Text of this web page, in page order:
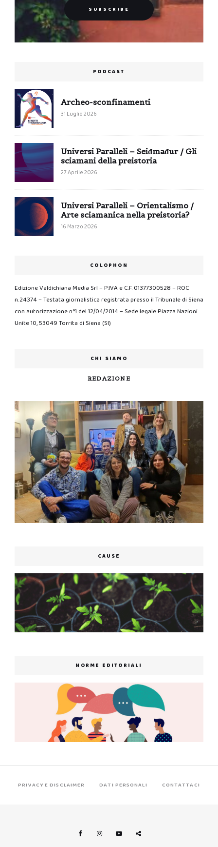
PODCAST
Archeo-sconfinamenti
31 Luglio 2026
Universi Paralleli – Seiđmađur / Gli
sciamani della preistoria
27 Aprile 2026
Universi Paralleli – Orientalismo /
Arte sciamanica nella preistoria?
16 Marzo 2026
COLOPHON
Edizione Valdichiana Media Srl – P.IVA e C.F. 01377300528 – ROC
n.24374 – Testata giornalistica registrata presso il Tribunale di Siena
con autorizzazione n°1 del 12/04/2014 – Sede legale Piazza Nazioni
Unite 10, 53049 Torrita di Siena (SI)
CHI SIAMO
REDAZIONE
CAUSE
NORME EDITORIALI
PRIVACY E DISCLAIMER DATI PERSONALI CONTATTACI